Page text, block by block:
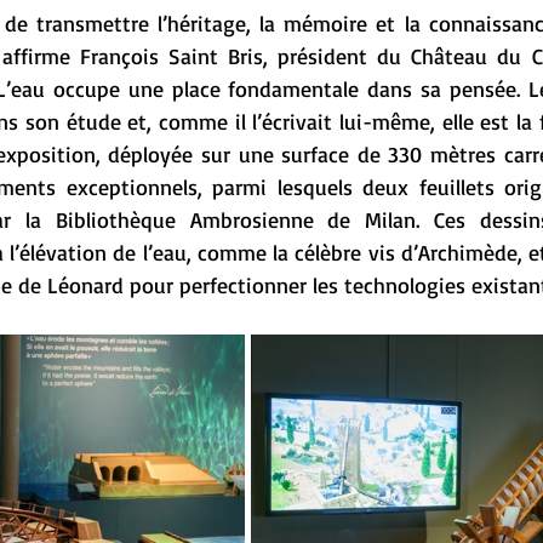
transmettre l’héritage, la mémoire et la
François Saint Bris, président du Château du
occupe une place fondamentale dans sa pensée.
son étude et, comme il l’écrivait lui-même, elle est la
déployée sur une surface de 330 mètres
exceptionnels, parmi lesquels deux feuillets
la Bibliothèque Ambrosienne de Milan. Ces
de l’eau, comme la célèbre vis d’Archimède,
de Léonard pour perfectionner les technologies